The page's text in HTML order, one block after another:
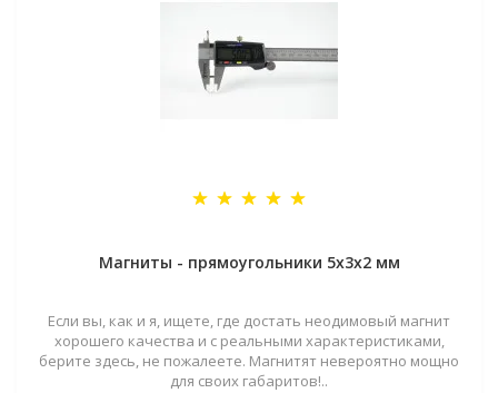
Магниты - прямоугольники 5x3x2 мм
Если вы, как и я, ищете, где достать неодимовый магнит
хорошего качества и с реальными характеристиками,
берите здесь, не пожалеете. Магнитят невероятно мощно
для своих габаритов!..